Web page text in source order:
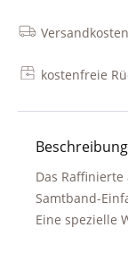
kostenfreie
Beschreibung
Das
Samtband-
Eine spezielle